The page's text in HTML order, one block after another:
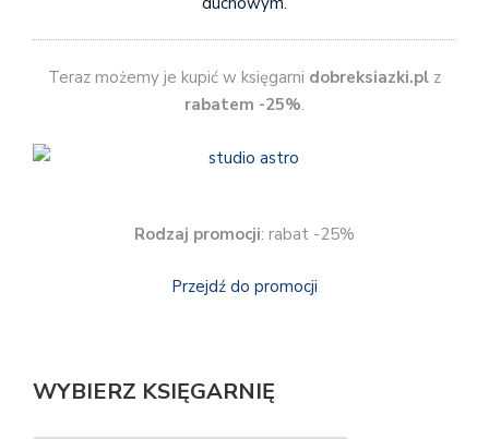
Teraz możemy je kupić w księgarni dobreksiazki.pl z
rabatem -25%.
Rodzaj promocji: rabat -25%
Przejdź do promocji
WYBIERZ KSIĘGARNIĘ